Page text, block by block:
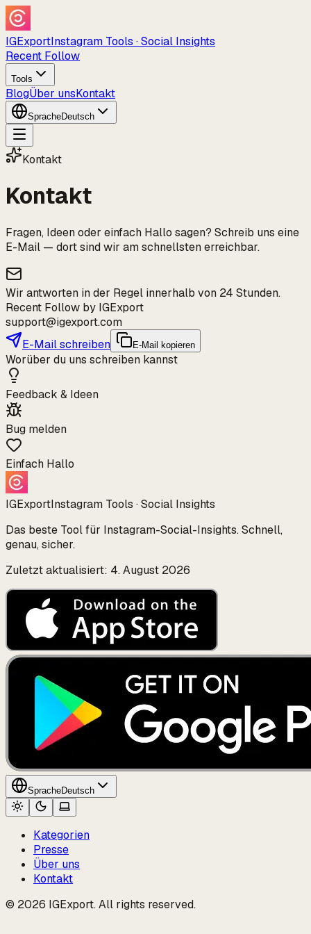
IGExportInstagram Tools · Social Insights
Recent Follow
Tools
BlogÜber unsKontakt
SpracheDeutsch
Kontakt
Kontakt
Fragen, Ideen oder einfach Hallo sagen? Schreib uns eine
E-Mail — dort sind wir am schnellsten erreichbar.
Wir antworten in der Regel innerhalb von 24 Stunden.
Recent Follow by IGExport
support@igexport.com
E-Mail schreiben
E-Mail kopieren
Worüber du uns schreiben kannst
Feedback & Ideen
Bug melden
Einfach Hallo
IGExportInstagram Tools · Social Insights
Das beste Tool für Instagram-Social-Insights. Schnell,
genau, sicher.
Zuletzt aktualisiert: 4. August 2026
SpracheDeutsch
Kategorien
Presse
Über uns
Kontakt
© 2026 IGExport. All rights reserved.